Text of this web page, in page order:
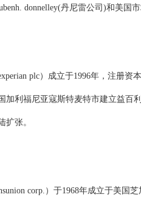
donnelley(丹尼雷公司)和美国
plc）成立于1996年，注册
加利福尼亚寇斯特麦特市建立益百
扩张。
corp.）于1968年成立于美国